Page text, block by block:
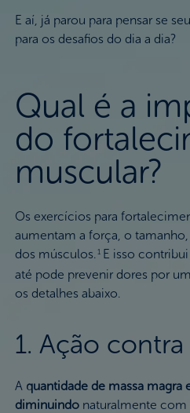
E aí, já parou para pensar se
para os desafios do dia a dia?
Qual é a
do
muscular?
Os exercícios para
aumentam a força, o
dos músculos. 1 E isso
até pode prevenir dores por
os detalhes abaixo.
1. Ação
A quantidade de massa magra
diminuindonaturalmente com